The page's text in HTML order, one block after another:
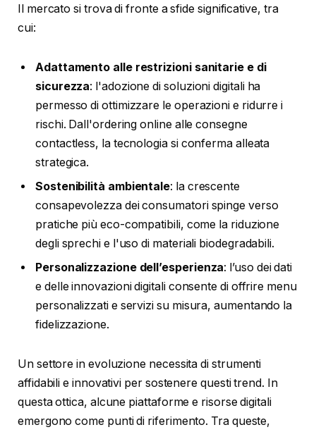
Il mercato si trova di fronte a sfide significative, tra
cui:
Adattamento alle restrizioni sanitarie e di
sicurezza: l'adozione di soluzioni digitali ha
permesso di ottimizzare le operazioni e ridurre i
rischi. Dall'ordering online alle consegne
contactless, la tecnologia si conferma alleata
strategica.
Sostenibilità ambientale: la crescente
consapevolezza dei consumatori spinge verso
pratiche più eco-compatibili, come la riduzione
degli sprechi e l'uso di materiali biodegradabili.
Personalizzazione dell’esperienza: l’uso dei dati
e delle innovazioni digitali consente di offrire menu
personalizzati e servizi su misura, aumentando la
fidelizzazione.
Un settore in evoluzione necessita di strumenti
affidabili e innovativi per sostenere questi trend. In
questa ottica, alcune piattaforme e risorse digitali
emergono come punti di riferimento. Tra queste,